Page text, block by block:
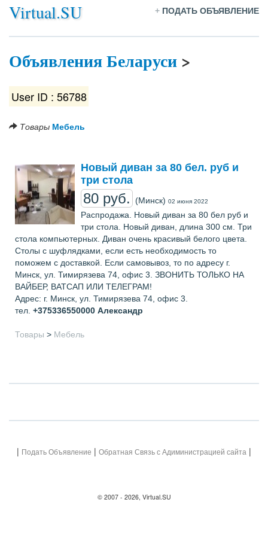
Virtual.SU + ПОДАТЬ ОБЪЯВЛЕНИЕ
Объявления Беларуси>
User ID : 56788
Товары Мебель
Новый диван за 80 бел. руб и
три стола
80 руб. (Минск) 02 июня 2022
Распродажа. Новый диван за 80 бел руб и
три стола. Новый диван, длина 300 см. Три
стола компьютерных. Диван очень красивый белого цвета.
Столы с шуфлядками, если есть необходимость то
поможем с доставкой. Если самовывоз, то по адресу г.
Минск, ул. Тимирязева 74, офис 3. ЗВОНИТЬ ТОЛЬКО НА
ВАЙБЕР, ВАТСАП ИЛИ ТЕЛЕГРАМ!
Адрес: г. Минск, ул. Тимирязева 74, офис 3.
тел. +375336550000 Александр
Товары > Мебель
| Подать Объявление | Обратная Связь с Адиминистрацией сайта |
© 2007 - 2026, Virtual.SU